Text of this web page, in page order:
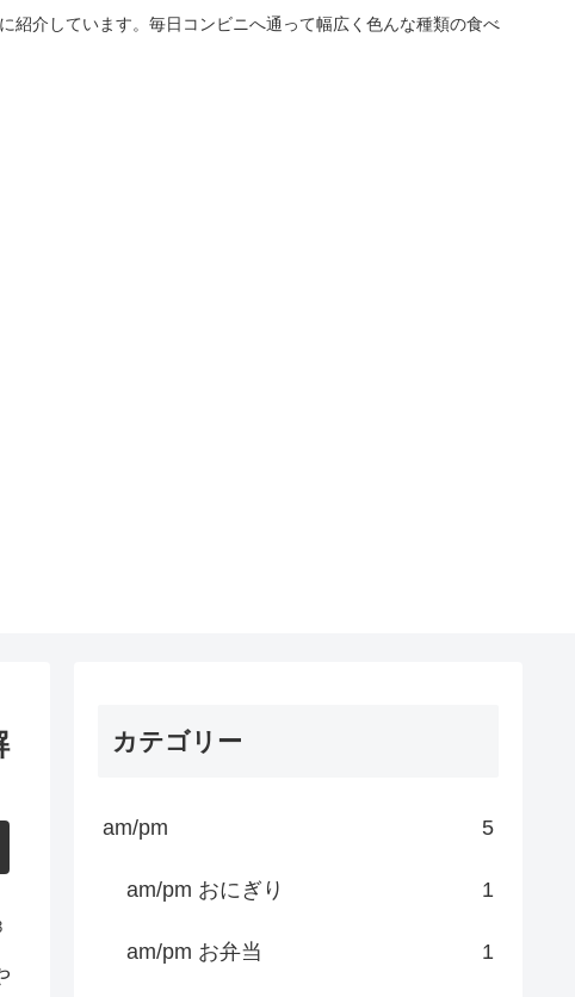
紹介しています。毎日コンビニへ通って幅広く色んな種類の食べ
カテゴリー
am/pm 5
am/pm おにぎり 1
am/pm お弁当 1